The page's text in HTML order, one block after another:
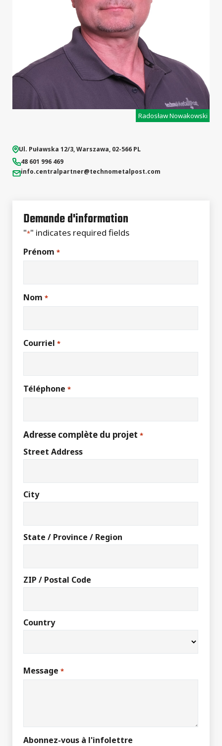
Radosław Nowakowski
Ul. Puławska 12/3,Warszawa, 02-566 PL
48 601 996 469
info.centralpartner@technometalpost.com
Demande d'information
"*" indicates required fields
Prénom *
Nom *
Courriel *
Téléphone *
Adresse complète du projet *
Street Address
City
State / Province / Region
ZIP / Postal Code
Country
Message *
Abonnez-vous à l'infolettre